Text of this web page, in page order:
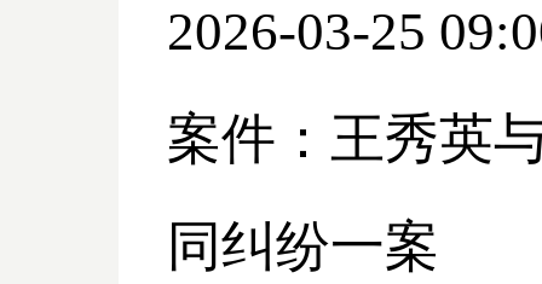
2026-03-25
案件：王秀英
同纠纷一案